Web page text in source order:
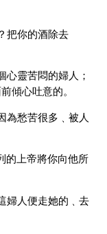
把你的酒除去
靈苦悶的婦人；
傾心吐意的。
為愁苦很多﹑被人
的上帝將你向他所
婦人便走她的﹑去